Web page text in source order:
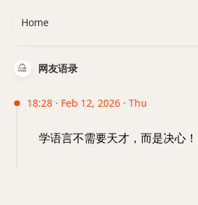
网友语录
18:28 · Feb 12, 2026 · Thu
学语言不需要天才，而是决心
Home